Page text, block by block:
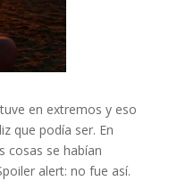
en extremos y eso
que podía ser. En
cosas se habían
alert: no fue así.